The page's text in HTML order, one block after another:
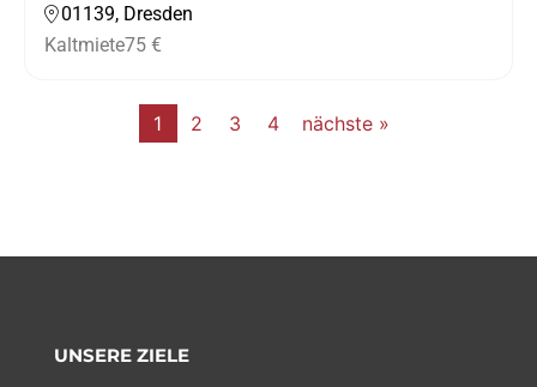
01139, Dresden
Kaltmiete75 €
1 2 3 4 nächste »
UNSERE ZIELE